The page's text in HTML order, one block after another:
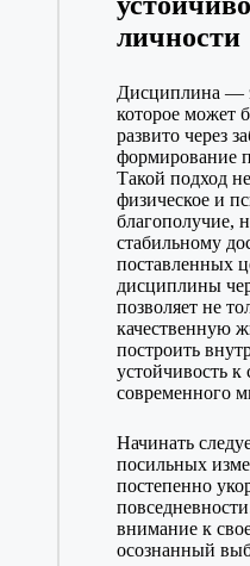
личности
Дисциплина —
которое может
развито через
формирование
Такой подход
физическое и
благополучие,
стабильному
поставленных
дисциплины
позволяет не
качественную
построить
устойчивость к
современного
Начинать
посильных
постепенно
внимание к
осознанный